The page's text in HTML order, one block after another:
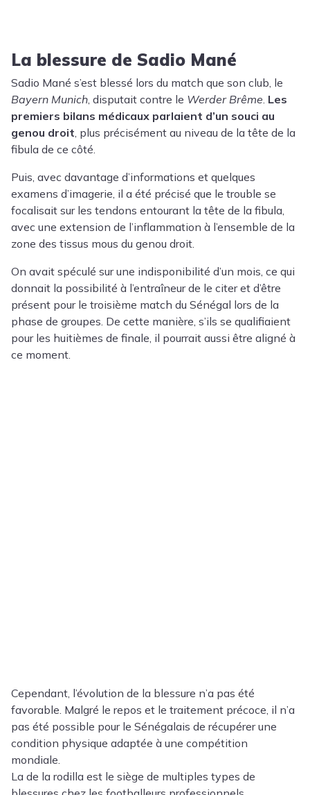
La blessure de Sadio Mané
Sadio Mané s’est blessé lors du match que son club, le
Bayern Munich, disputait contre le Werder Brême. Les
premiers bilans médicaux parlaient d’un souci au
genou droit, plus précisément au niveau de la tête de la
fibula de ce côté.
Puis, avec davantage d’informations et quelques
examens d’imagerie, il a été précisé que le trouble se
focalisait sur les tendons entourant la tête de la fibula,
avec une extension de l’inflammation à l’ensemble de la
zone des tissus mous du genou droit.
On avait spéculé sur une indisponibilité d’un mois, ce qui
donnait la possibilité à l’entraîneur de le citer et d’être
présent pour le troisième match du Sénégal lors de la
phase de groupes. De cette manière, s’ils se qualifiaient
pour les huitièmes de finale, il pourrait aussi être aligné à
ce moment.
Cependant, l’évolution de la blessure n’a pas été
favorable. Malgré le repos et le traitement précoce, il n’a
pas été possible pour le Sénégalais de récupérer une
condition physique adaptée à une compétition
mondiale.
La de la rodilla est le siège de multiples types de